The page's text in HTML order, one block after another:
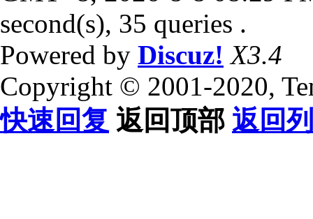
second(s), 35 queries .
Powered by Discuz! X3.4
Copyright © 2001-2020,
快速回复 返回顶部 返回